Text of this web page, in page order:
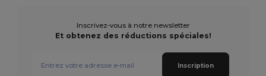
Inscrivez-vous à notre newsletter
Et obtenez des réductions spéciales!
Inscription